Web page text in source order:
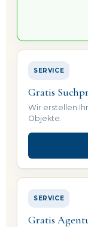
SERVICE
Gratis
Wir erstellen
Objekte.
SERVICE
Gratis